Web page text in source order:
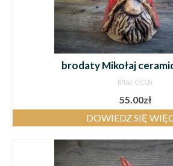
brodaty Mikołaj
BRAK OCEN
55.00zł
DOWIEDZ SIĘ